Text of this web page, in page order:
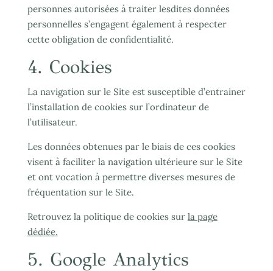
personnes autorisées à traiter lesdites données
personnelles s’engagent également à respecter
cette obligation de confidentialité.
4. Cookies
La navigation sur le Site est susceptible d’entrainer
l’installation de cookies sur l’ordinateur de
l’utilisateur.
Les données obtenues par le biais de ces cookies
visent à faciliter la navigation ultérieure sur le Site
et ont vocation à permettre diverses mesures de
fréquentation sur le Site.
Retrouvez la politique de cookies sur la page
dédiée.
5. Google Analytics